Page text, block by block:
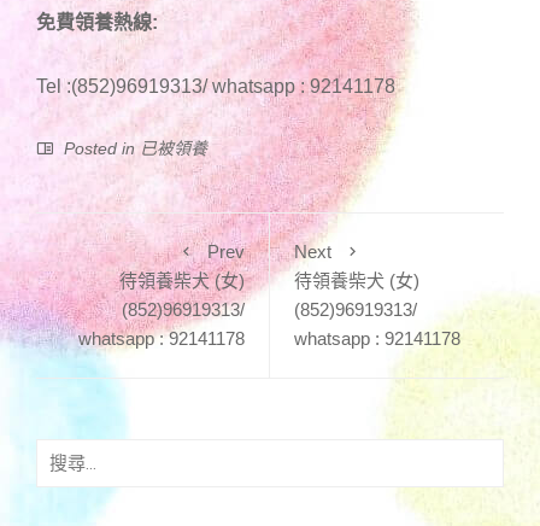
免費領養熱線:
Tel :(852)96919313/ whatsapp : 92141178
Posted in 已被領養
Prev
待領養柴犬 (女)
(852)96919313/
whatsapp : 92141178
Next
待領養柴犬 (女)
(852)96919313/
whatsapp : 92141178
搜